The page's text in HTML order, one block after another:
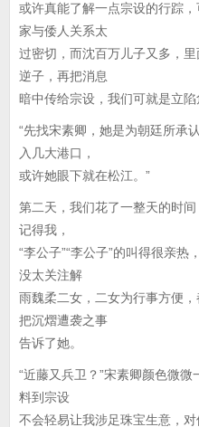
或许真能了解一点宗设的行踪
家与倭人关系太
过密切，而沈百万儿子又多，
逆子，再把消息
暗中传给宗设，我们可就是立陷
“先找宋素卿，她是为朝廷所承
入几大港口，
或许她眼下就在松江。”
第二天，我们花了一整天的时
记得我，
“李公子”“李公子”的叫得很亲
没太关注解
雨魏柔二女，二女为行事方便
把沉熠遭袭之事
告诉了她。
“近藤又兵卫？”宋素卿颜色微
料到宗设
不会轻易让我涉足珠宝生意，